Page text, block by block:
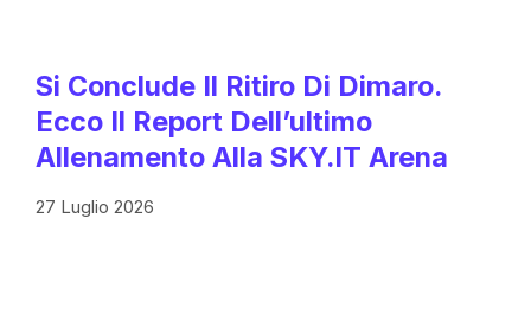
Si Conclude Il Ritiro Di Dimaro.
Ecco Il Report Dell’ultimo
Allenamento Alla SKY.IT Arena
27 Luglio 2026